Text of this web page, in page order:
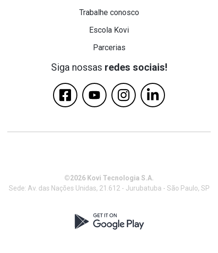
Trabalhe conosco
Escola Kovi
Parcerias
Siga nossas redes sociais!
©2026 Kovi Tecnologia S.A.
Sede: Av. das Nações Unidas, 21.612 - Jurubatuba - São Paulo, SP